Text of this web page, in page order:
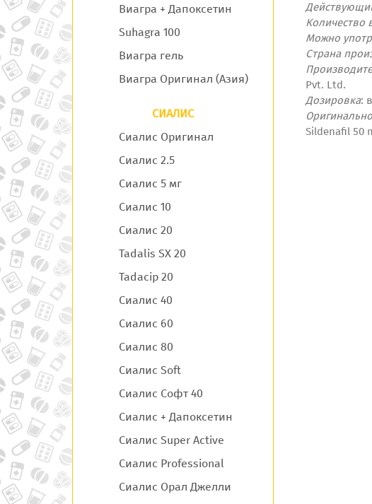
Виагра + Дапоксетин
Suhagra 100
Виагра гель
Виагра Оригинал (Азия)
СИАЛИС
Сиалис Оригинал
Сиалис 2.5
Сиалис 5 мг
Сиалис 10
Сиалис 20
Tadalis SX 20
Tadacip 20
Сиалис 40
Сиалис 60
Сиалис 80
Сиалис Soft
Сиалис Софт 40
Сиалис + Дапоксетин
Сиалис Super Active
Сиалис Professional
Сиалис Орал Джелли
Количество
Можно
Страна
Pvt. Ltd.
Дозировка:
Sildenafil 50